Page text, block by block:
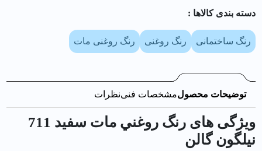
دسته بندی کالا‌ها :
رنگ ساختمانی رنگ روغنی رنگ روغنی مات
توضیحات محصولمشخصات فنینظرات
ویژگی های رنگ روغني مات سفيد 711
نیلگون گالن